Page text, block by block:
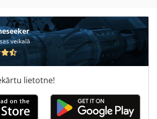
veikalā
lietotne!